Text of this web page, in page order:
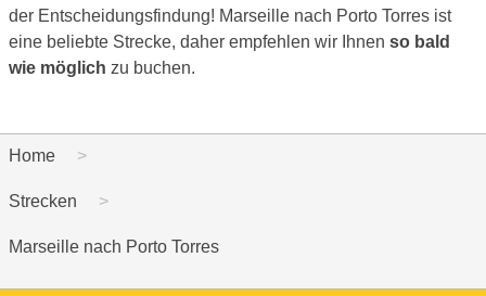
der Entscheidungsfindung! Marseille nach Porto Torres ist
eine beliebte Strecke, daher empfehlen wir Ihnen so bald
wie möglich zu buchen.
Home
Strecken
Marseille nach Porto Torres